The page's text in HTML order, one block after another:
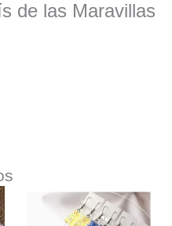
de las Maravillas